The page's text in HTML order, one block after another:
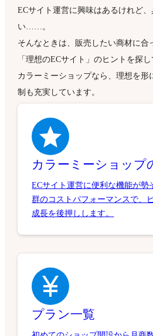
ECサイト運営に興味はあるけれど
い……。
そんなときは、販売したい商材に合
「理想のECサイト」のヒントを探し
カラーミーショップなら、理想を形
制も充実しています。
カラーミーショップ
ECサイト運営に便利な機能が勢
群のコストパフォーマンスで、
成長を後押しします。
プラン一覧